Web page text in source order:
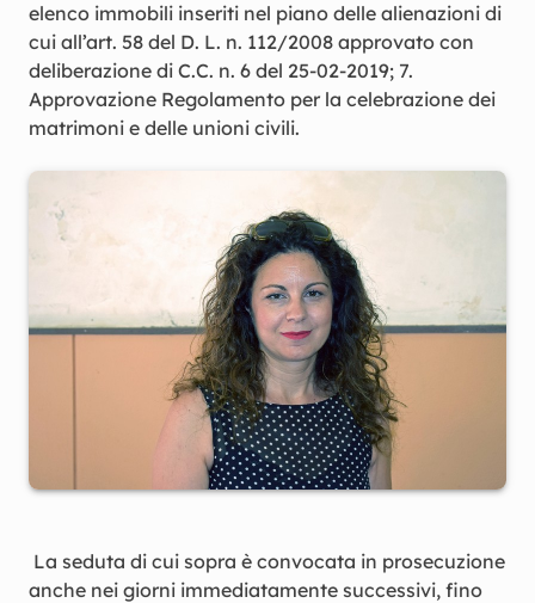
elenco immobili inseriti nel piano delle alienazioni di
cui all’art. 58 del D. L. n. 112/2008 approvato con
deliberazione di C.C. n. 6 del 25-02-2019; 7.
Approvazione Regolamento per la celebrazione dei
matrimoni e delle unioni civili.
La seduta di cui sopra è convocata in prosecuzione
anche nei giorni immediatamente successivi, fino